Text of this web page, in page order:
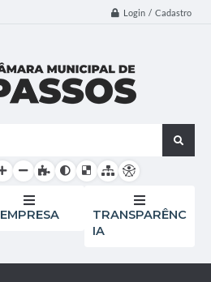
Login / Cadastro
EMPRESA
TRANSPARÊNC
IA